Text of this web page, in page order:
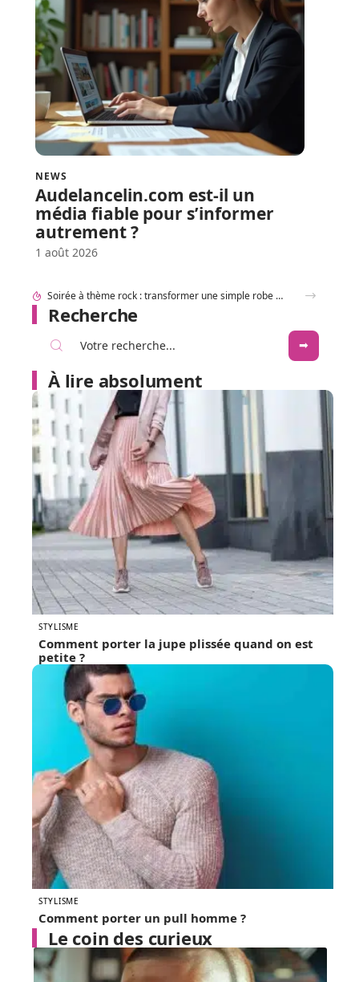
NEWS
Audelancelin.com est-il un
média fiable pour s’informer
autrement ?
1 août 2026
Look festival et concerts country : réussir ses tenues western Boots Cowboy
Recherche
À lire absolument
STYLISME
Comment porter la jupe plissée quand on est
petite ?
STYLISME
Comment porter un pull homme ?
Le coin des curieux